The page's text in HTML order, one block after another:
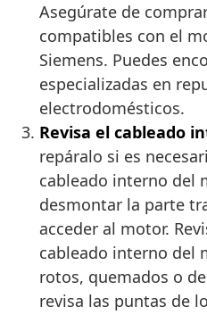
Asegúrate de
compatibles con el
Siemens. Puedes
especializadas en
electrodomésticos.
Revisa el cableado
repáralo si es
cableado interno del
desmontar la parte
acceder al motor.
cableado interno del
rotos, quemados o
revisa las puntas de